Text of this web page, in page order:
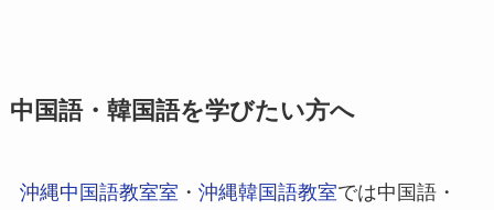
中国語・韓国語を学びたい方へ
沖縄中国語教室室 ・ 沖縄韓国語教室では中国語・